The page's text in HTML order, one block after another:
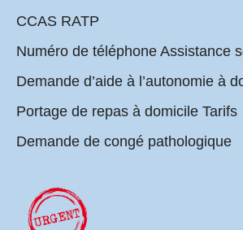
CCAS RATP
Numéro de téléphone Assistance
Demande d’aide à l’autonomie à
Portage de repas à domicile Tarifs
Demande de congé pathologique